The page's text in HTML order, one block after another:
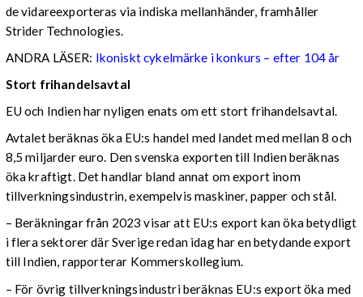
de vidareexporteras via indiska mellanhänder, framhåller
Strider Technologies.
ANDRA LÄSER: Ikoniskt cykelmärke i konkurs – efter 104 år
Stort frihandelsavtal
EU och Indien har nyligen enats om ett stort frihandelsavtal.
Avtalet beräknas öka EU:s handel med landet med mellan 8 och
8,5 miljarder euro. Den svenska exporten till Indien beräknas
öka kraftigt. Det handlar bland annat om export inom
tillverkningsindustrin, exempelvis maskiner, papper och stål.
– Beräkningar från 2023 visar att EU:s export kan öka betydligt
i flera sektorer där Sverige redan idag har en betydande export
till Indien, rapporterar Kommerskollegium.
– För övrig tillverkningsindustri beräknas EU:s export öka med